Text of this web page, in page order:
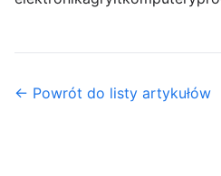
← Powrót do listy artykułów